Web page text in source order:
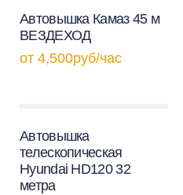
Автовышка Камаз 45 м
ВЕЗДЕХОД
от 4,500руб/час
Автовышка
телескопическая
Hyundai HD120 32
метра